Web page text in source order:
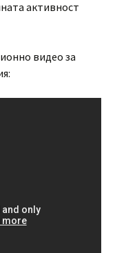
активност
видео за